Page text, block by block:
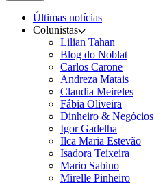
Últimas notícias
Colunistas
Lilian Tahan
Blog do Noblat
Carlos Carone
Andreza Matais
Claudia Meireles
Fábia Oliveira
Dinheiro & Negócios
Igor Gadelha
Ilca Maria Estevão
Isadora Teixeira
Mario Sabino
Mirelle Pinheiro